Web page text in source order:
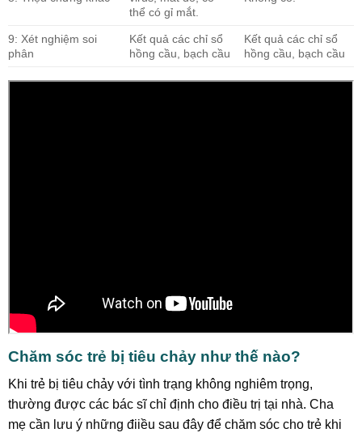
thể có gỉ mắt.
9: Xét nghiệm soi
phân
Kết quả các chỉ sổ
hồng cầu, bạch cầu
Kết quả các chỉ sổ
hồng cầu, bạch cầu
Chăm sóc trẻ bị tiêu chảy như thế nào?
Khi trẻ bị tiêu chảy với tình trạng không nghiêm trọng,
thường được các bác sĩ chỉ định cho điều trị tại nhà. Cha
mẹ cần lưu ý những điiều sau đây để chăm sóc cho trẻ khi